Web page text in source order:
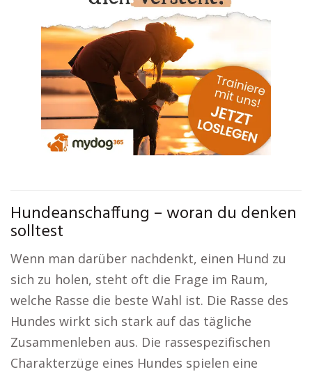
Hundeanschaffung – woran du denken
solltest
Wenn man darüber nachdenkt, einen Hund zu
sich zu holen, steht oft die Frage im Raum,
welche Rasse die beste Wahl ist. Die Rasse des
Hundes wirkt sich stark auf das tägliche
Zusammenleben aus. Die rassespezifischen
Charakterzüge eines Hundes spielen eine